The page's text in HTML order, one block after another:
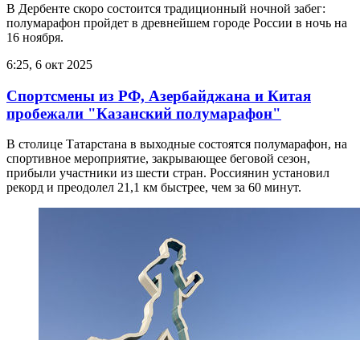
В Дербенте скоро состоится традиционный ночной забег:
полумарафон пройдет в древнейшем городе России в ночь на
16 ноября.
6:25, 6 окт 2025
Спортсмены из РФ, Азербайджана и Китая
пробежали "Казанский полумарафон"
В столице Татарстана в выходные состоятся полумарафон, на
спортивное мероприятие, закрывающее беговой сезон,
прибыли участники из шести стран. Россиянин установил
рекорд и преодолел 21,1 км быстрее, чем за 60 минут.